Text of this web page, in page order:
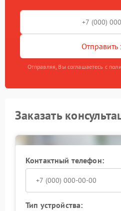
Отправить
Отправляя, Вы соглашаетесь с
Заказать
Контактный телефон:
Тип устройства: